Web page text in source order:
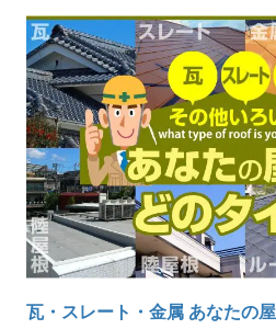
瓦・スレート・金属 あなたの